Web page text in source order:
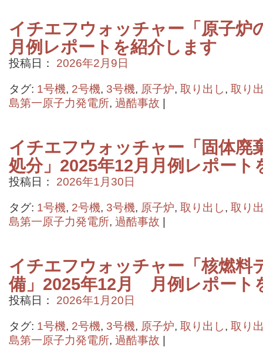
イチエフウォッチャー「原子炉
月例レポートを紹介します
投稿日： 2026年2月9日
タグ: 1号機, 2号機, 3号機, 原子炉, 取り出し, 取り
島第一原子力発電所, 過酷事故
イチエフウォッチャー「固体廃
処分」2025年12月月例レポート
投稿日： 2026年1月30日
タグ: 1号機, 2号機, 3号機, 原子炉, 取り出し, 取り
島第一原子力発電所, 過酷事故
イチエフウォッチャー「核燃料
備」2025年12月 月例レポート
投稿日： 2026年1月20日
タグ: 1号機, 2号機, 3号機, 原子炉, 取り出し, 取り
島第一原子力発電所, 過酷事故